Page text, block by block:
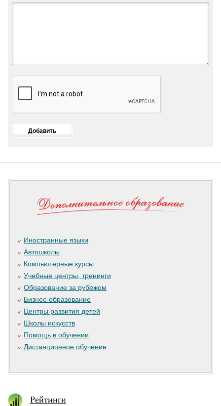
Иностранные языки
Автошколы
Компьютерные курсы
Учебные центры, тренинги
Образование за рубежом
Бизнес-образование
Центры развития детей
Школы искусств
Помощь в обучении
Дистанционное обучение
Рейтинги